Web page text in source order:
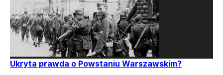
Ukryta prawda o Powstaniu Warszawskim?